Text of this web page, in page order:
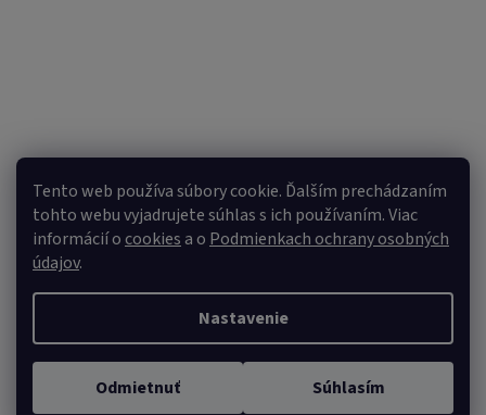
Tento web používa súbory cookie. Ďalším prechádzaním
tohto webu vyjadrujete súhlas s ich používaním. Viac
informácií ocookiesa o Podmienkach ochrany osobných
údajov.
Nastavenie
Odmietnuť Súhlasím
Vytvoril Shoptet
Copyright 2026VULPI.SK . Všetky práva vyhradené.